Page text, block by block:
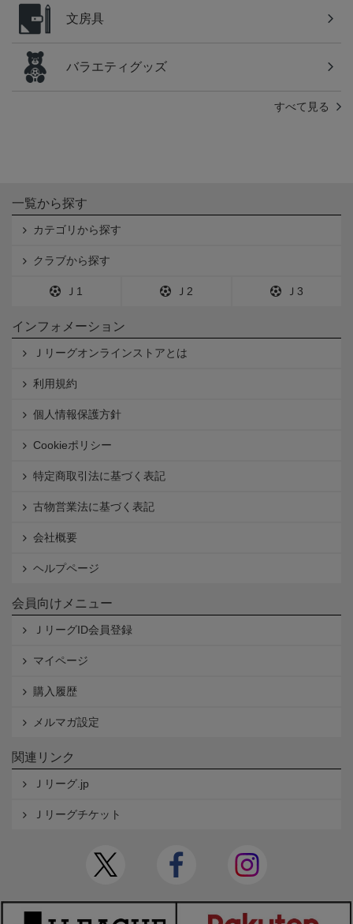
文房具
バラエティグッズ
すべて見る
一覧から探す
カテゴリから探す
クラブから探す
Ｊ1 Ｊ2 Ｊ3
インフォメーション
Ｊリーグオンラインストアとは
利用規約
個人情報保護方針
Cookieポリシー
特定商取引法に基づく表記
古物営業法に基づく表記
会社概要
ヘルプページ
会員向けメニュー
ＪリーグID会員登録
マイページ
購入履歴
メルマガ設定
関連リンク
Ｊリーグ.jp
Ｊリーグチケット